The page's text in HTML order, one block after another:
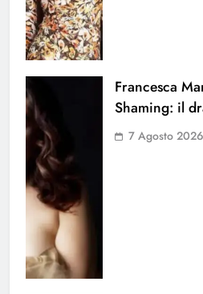
Francesca
Shaming: il
7 Agosto